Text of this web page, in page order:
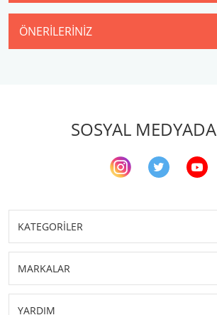
ÖNERILERINIZ
SOSYAL MEDYADA
KATEGORİLER
MARKALAR
YARDIM